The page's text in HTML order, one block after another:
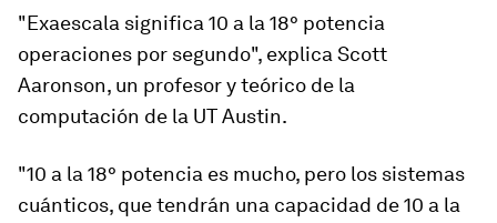
"Exaescala significa 10 a la 18° potencia
operaciones por segundo", explica Scott
Aaronson, un profesor y teórico de la
computación de la UT Austin.
"10 a la 18° potencia es mucho, pero los sistemas
cuánticos, que tendrán una capacidad de 10 a la